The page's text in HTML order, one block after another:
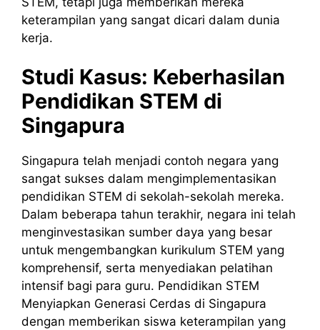
keterampilan yang sangat dicari dalam dunia
kerja.
Studi Kasus: Keberhasilan
Pendidikan STEM di
Singapura
Singapura telah menjadi contoh negara yang
sangat sukses dalam mengimplementasikan
pendidikan STEM di sekolah-sekolah mereka.
Dalam beberapa tahun terakhir, negara ini telah
menginvestasikan sumber daya yang besar
untuk mengembangkan kurikulum STEM yang
komprehensif, serta menyediakan pelatihan
intensif bagi para guru. Pendidikan STEM
Menyiapkan Generasi Cerdas di Singapura
dengan memberikan siswa keterampilan yang